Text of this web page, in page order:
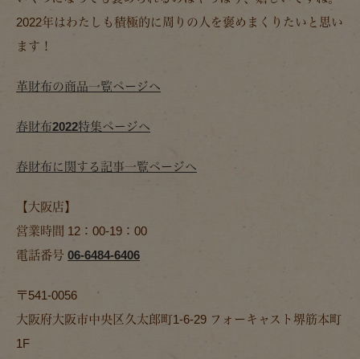
2022年はわたしも積極的に周りの人を褒めまくりたいと思い
ます！
革財布の商品一覧ページへ
春財布2022特集ページへ
春財布に関する記事一覧ページへ
【大阪店】
営業時間 12：00-19：00
電話番号 06-6484-6406
〒541-0056
大阪府大阪市中央区久太郎町1-6-29 フォーキャスト堺筋本町
1F